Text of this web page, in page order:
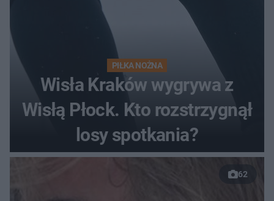
PIŁKA NOŻNA
Wisła Kraków wygrywa z
Wisłą Płock. Kto rozstrzygnął
losy spotkania?
62